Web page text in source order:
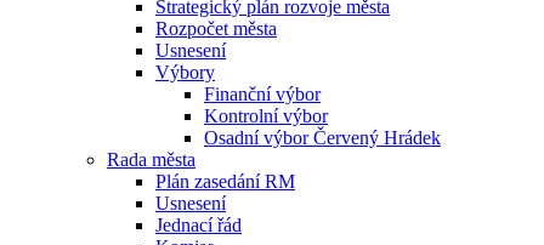
Strategický plán rozvoje města
Rozpočet města
Usnesení
Výbory
Finanční výbor
Kontrolní výbor
Osadní výbor Červený Hrádek
Rada města
Plán zasedání RM
Usnesení
Jednací řád